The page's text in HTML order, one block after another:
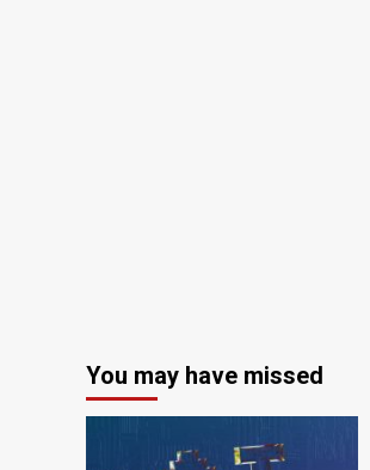
You may have missed